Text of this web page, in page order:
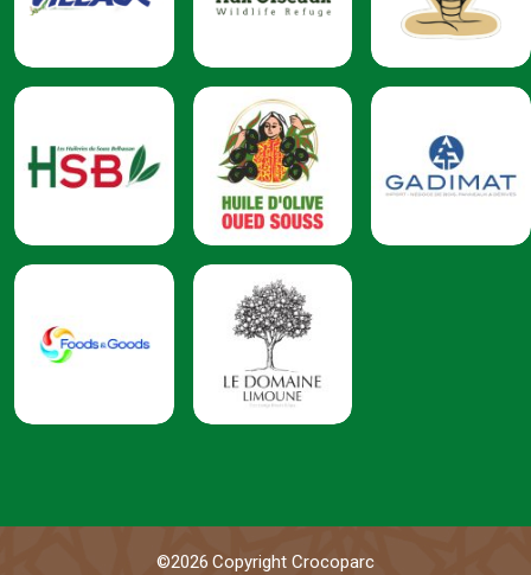
©2026 Copyright Crocoparc